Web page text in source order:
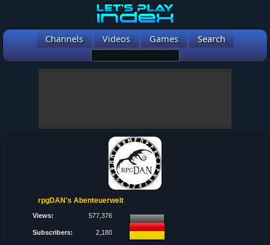
Channels Videos Games Search
rpgDAN's Abenteuerwelt
Views: 577,376
Subscribers: 2,180